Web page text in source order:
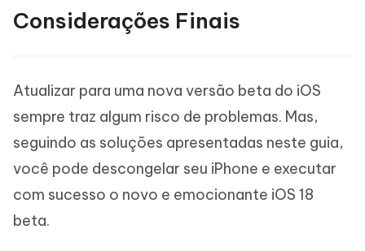
Considerações Finais
Atualizar para uma nova versão beta do iOS
sempre traz algum risco de problemas. Mas,
seguindo as soluções apresentadas neste guia,
você pode descongelar seu iPhone e executar
com sucesso o novo e emocionante iOS 18
beta.